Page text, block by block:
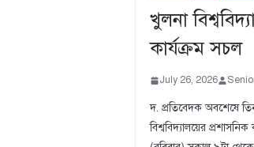
খুলনা
কার্যক্রম সচল
July 26, 2026
দ. প্রতিবেদক অবশেষে
বিশ্ববিদ্যালয়ের